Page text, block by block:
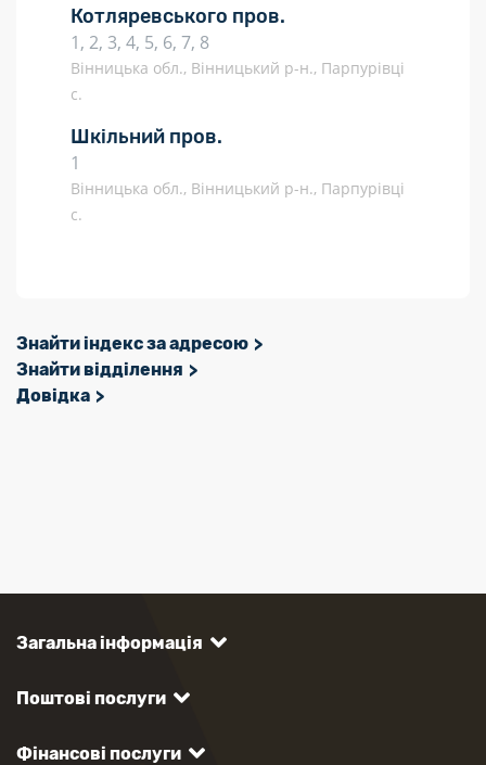
Котляревського пров.
1, 2, 3, 4, 5, 6, 7, 8
Вінницька обл., Вінницький р-н., Парпурівці
с.
Шкільний пров.
1
Вінницька обл., Вінницький р-н., Парпурівці
с.
Знайти індекс за адресою
Знайти відділення
Довідка
Загальна інформація
Поштові послуги
Фінансові послуги